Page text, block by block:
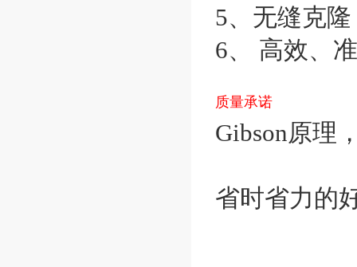
5、无缝克
6、 高效、
质量承诺
Gibson原理
省时省力的